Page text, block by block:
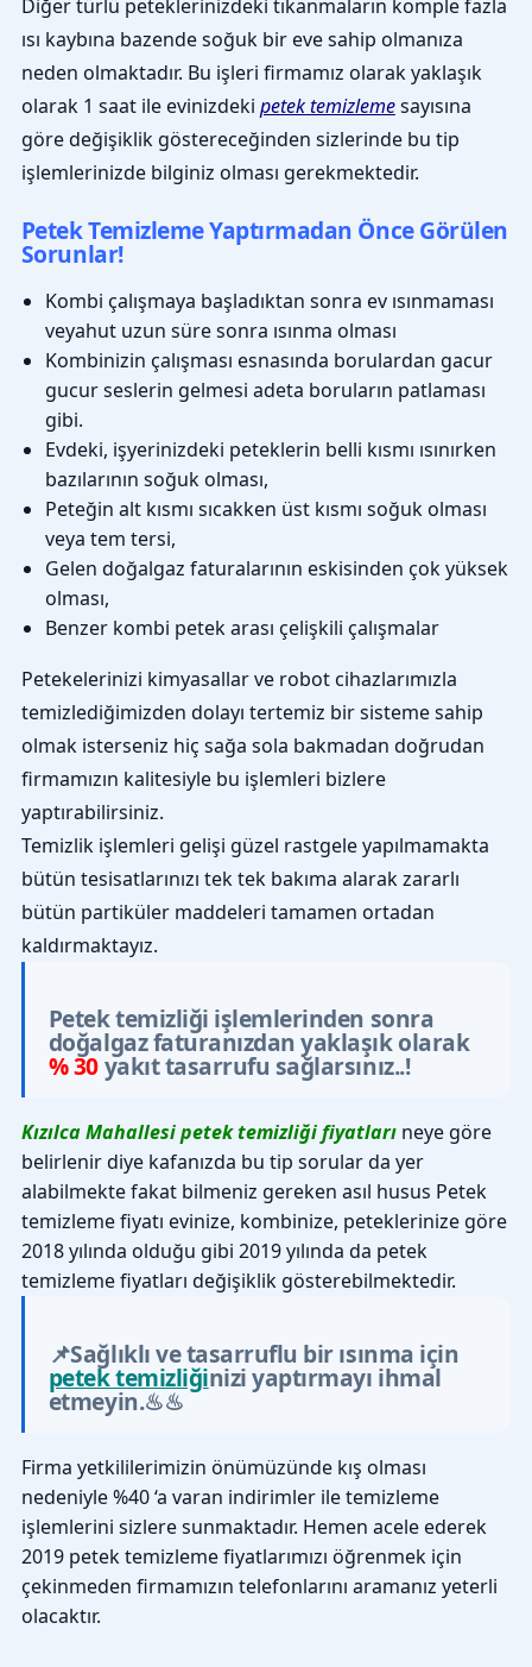
Diğer türlü peteklerinizdeki tıkanmaların komple fazla
ısı kaybına bazende soğuk bir eve sahip olmanıza
neden olmaktadır. Bu işleri firmamız olarak yaklaşık
olarak 1 saat ile evinizdeki petek temizlemesayısına
göre değişiklik göstereceğinden sizlerinde bu tip
işlemlerinizde bilginiz olması gerekmektedir.
Petek Temizleme Yaptırmadan Önce Görülen
Sorunlar!
Kombi çalışmaya başladıktan sonra ev ısınmaması
veyahut uzun süre sonra ısınma olması
Kombinizin çalışması esnasında borulardan gacur
gucur seslerin gelmesi adeta boruların patlaması
gibi.
Evdeki, işyerinizdeki peteklerin belli kısmı ısınırken
bazılarının soğuk olması,
Peteğin alt kısmı sıcakken üst kısmı soğuk olması
veya tem tersi,
Gelen doğalgaz faturalarının eskisinden çok yüksek
olması,
Benzer kombi petek arası çelişkili çalışmalar
Petekelerinizi kimyasallar ve robot cihazlarımızla
temizlediğimizden dolayı tertemiz bir sisteme sahip
olmak isterseniz hiç sağa sola bakmadan doğrudan
firmamızın kalitesiyle bu işlemleri bizlere
yaptırabilirsiniz.
Temizlik işlemleri gelişi güzel rastgele yapılmamakta
bütün tesisatlarınızı tek tek bakıma alarak zararlı
bütün partiküler maddeleri tamamen ortadan
kaldırmaktayız.
Petek temizliği işlemlerinden sonra
doğalgaz faturanızdan yaklaşık olarak
% 30yakıt tasarrufu sağlarsınız..!
Kızılca Mahallesi petek temizliği fiyatlarıneye göre
belirlenir diye kafanızda bu tip sorular da yer
alabilmekte fakat bilmeniz gereken asıl husus Petek
temizleme fiyatı evinize, kombinize, peteklerinize göre
2018 yılında olduğu gibi 2019 yılında da petek
temizleme fiyatları değişiklik gösterebilmektedir.
📌Sağlıklı ve tasarruflu bir ısınma için
petek temizliğinizi yaptırmayı ihmal
etmeyin.♨♨
Firma yetkililerimizin önümüzünde kış olması
nedeniyle %40 ‘a varan indirimler ile temizleme
işlemlerini sizlere sunmaktadır. Hemen acele ederek
2019 petek temizleme fiyatlarımızı öğrenmek için
çekinmeden firmamızın telefonlarını aramanız yeterli
olacaktır.